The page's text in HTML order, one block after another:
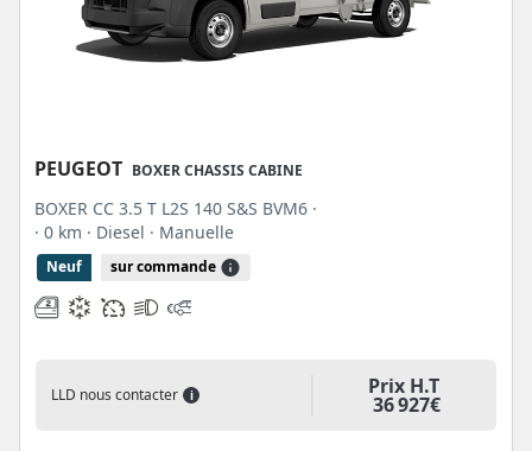
PEUGEOT BOXER CHASSIS CABINE
BOXER CC 3.5 T L2S 140 S&S BVM6 ·
· 0 km · Diesel · Manuelle
Neuf sur commande
LLD nous contacter i Prix H.T
36 927€